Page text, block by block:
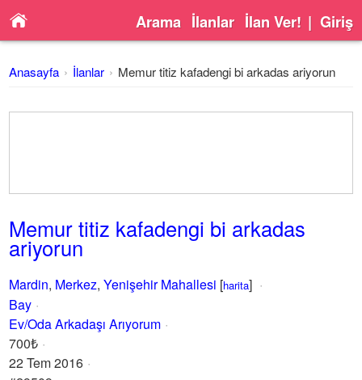
Arama İlanlar İlan Ver! | Giriş
Anasayfa İlanlar Memur titiz kafadengi bi arkadas ariyorun
Memur titiz kafadengi bi arkadas
ariyorun
Mardin, Merkez,Yenişehir Mahallesi [harita]
Bay
Ev/Oda Arkadaşı Arıyorum
700₺
22 Tem 2016